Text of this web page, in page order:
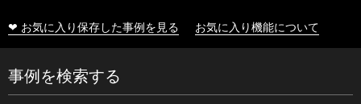
❤ お気に入り保存した事例を見る お気に入り機能について
事例を検索する